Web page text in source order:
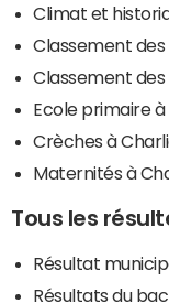
Climat et
Classement des
Classement des
Ecole primaire à
Crèches à
Maternités à
Tous les
Résultat
Résultats du